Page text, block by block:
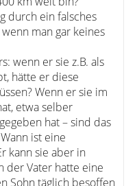
durch ein falsches
man gar keines
wenn er sie z.B. als
hätte er diese
Wenn er sie im
etwa selber
hat – sind das
ist eine
kann sie aber in
der Vater hatte eine
Sohn täglich besoffen